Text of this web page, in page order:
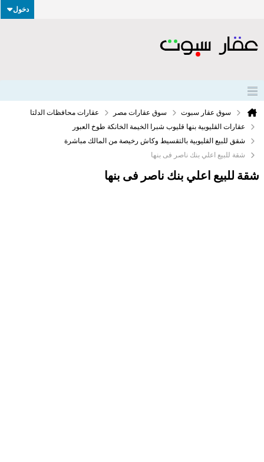
دخول
سوق عقار سبوت سوق عقارات مصر
عقارات محافظات الدلتا
عقارات القليوبية بنها قليوب شبرا الخيمة الخانكة طوخ العبور
شقق للبيع القليوبية بالتقسيط وكاش رخيصة من المالك مباشرة
شقة للبيع اعلي بنك ناصر فى بنها
شقة للبيع اعلي بنك ناصر فى بنها